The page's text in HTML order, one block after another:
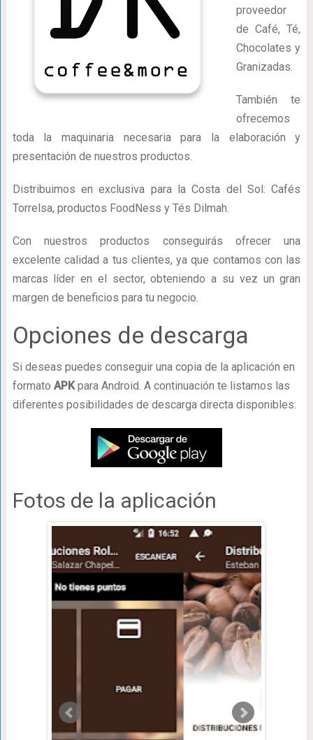
proveedor
de Café, Té,
Chocolates y
Granizadas.
También te
ofrecemos
toda la maquinaria necesaria para la elaboración y
presentación de nuestros productos.
Distribuimos en exclusiva para la Costa del Sol: Cafés
Torrelsa, productos FoodNess y Tés Dilmah.
Con nuestros productos conseguirás ofrecer una
excelente calidad a tus clientes, ya que contamos con las
marcas líder en el sector, obteniendo a su vez un gran
margen de beneficios para tu negocio.
Opciones de descarga
Si deseas puedes conseguir una copia de la aplicación en
formato APKpara Android. A continuación te listamos las
diferentes posibilidades de descarga directa disponibles:
Fotos de la aplicación